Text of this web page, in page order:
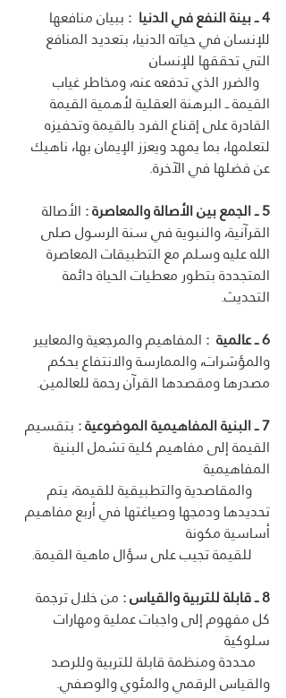
4 ــ بينة النفع في الدنيا
: ببيان منافعها
للإنسان في حياته الدنيا، بتعديد المنافع
التي تحققها للإنسان
   والضرر الذي تدفعه عنه، ومخاطر غياب
القيمة ــ البرهنة العقلية لأهمية القيمة
القادرة على إقناع الفرد بالقيمة وتحفيزه
لتعلمها، بما يمهد ويعزز الإيمان بها، ناهيك
عن فضلها في الآخرة.
5 ــ الجمع بين الأصالة والمعاصرة
: الأصالة
القرآنية، والنبوية في سنة الرسول صلى
الله عليه وسلم مع التطبيقات المعاصرة
المتجددة بتطور معطيات الحياة دائمة
التحديث.
6 ــ عالمية
: المفاهيم والمرجعية والمعايير
والمؤشرات، والممارسة والانتفاع بحكم
مصدرها ومقصدها القرآن رحمة للعالمين.
7 ــ البنية المفاهيمية الموضوعية
: بتقسيم
القيمة إلى مفاهيم كلية تشمل البنية
المفاهيمية
     والمقاصدية والتطبيقية للقيمة، يتم
تحديدها ودمجها وصياغتها في أربع مفاهيم
أساسية مكونة
8 ــ قابلة للتربية والقياس :
من خلال ترجمة
كل مفهوم إلى واجبات عملية ومهارات
سلوكية
    محددة ومنظمة قابلة للتربية وللرصد
والقياس الرقمي والمئوي والوصفي.